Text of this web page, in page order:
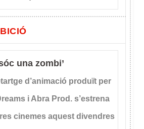
una zombi’
d’animació produït per
i Abra Prod. s’estrena
cinemes aquest divendres